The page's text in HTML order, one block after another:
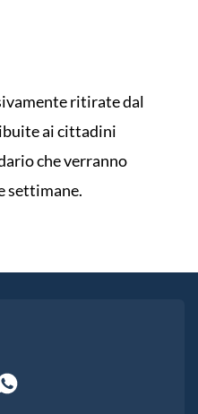
ritirate dal
ai cittadini
che verranno
settimane.